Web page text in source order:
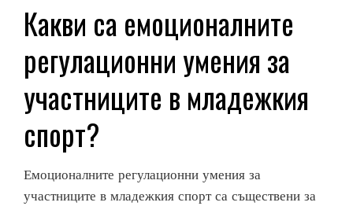
Какви са емоционалните
регулационни умения за
участниците в младежкия
спорт?
Емоционалните регулационни умения за
участниците в младежкия спорт са съществени за